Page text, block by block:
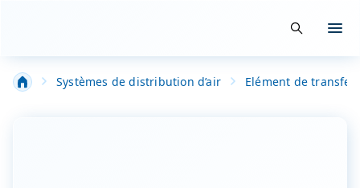
Suche
Systèmes de distribution d’air Elément de